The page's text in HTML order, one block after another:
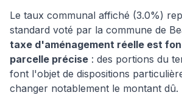
Le taux communal affiché (3.0%)
standard voté par la commune de
taxe d'aménagement réelle est
parcelle précise : des portions du
font l'objet de dispositions
changer notablement le montant dû.